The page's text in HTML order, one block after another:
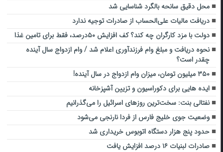
محل دقیق سانحه بالگرد شناسایی شد
دریافت مالیات علی‌الحساب از صادرات توجیه ندارد
دولت با مزد کارگران چه کند؟ کف افزایش ۵۰درصد، فقط برای تامین غذا
نحوه دریافت و مبلغ وام فرزندآوری اعلام شد / وام ازدواج سال آینده
چقدر است؟
۳۵۰ میلیون تومان، میزان وام ازدواج در سال آینده!
ایده هایی برای دکوراسیون و تزیین آشپزخانه
نفتالی بنت: سخت‌ترین روزهای اسرائیل را می‌گذرانیم
وضعیت جوی خلیج فارس از فردا نارنجی می‌شود
حدود پنج هزار دستگاه اتوبوس خریداری شد
صادرات لبنیات ۱۶ درصد افزایش یافت